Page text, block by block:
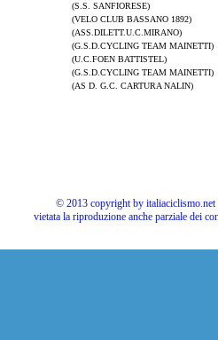
(S.S. SANFIORESE)
(VELO CLUB BASSANO 1892)
(ASS.DILETT.U.C.MIRANO)
(G.S.D.CYCLING TEAM MAINETTI)
(U.C.FOEN BATTISTEL)
(G.S.D.CYCLING TEAM MAINETTI)
(AS D. G.C. CARTURA NALIN)
© 2013 copyright by
vietata la riproduzione anche parziale dei